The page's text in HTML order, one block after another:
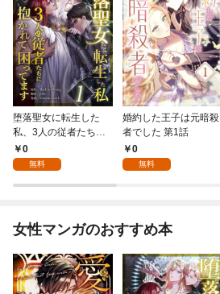
堕落聖女に転生した
私、3人の従者たちに
抱かれて困ってます 第
1話
0
無料
婚約した王子は元暗殺
者でした 第1話
0
無料
女性マンガのおすすめ本